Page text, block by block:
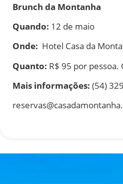
Brunch da Montanha
Quando: 12 de maio
Onde: Hotel Casa da
Quanto: R$ 95 por
Mais informações: (54)